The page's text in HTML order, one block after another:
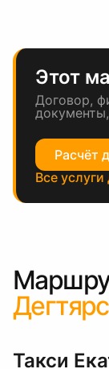
Этот
Договор,
Расчёт
Все услуги
Такси